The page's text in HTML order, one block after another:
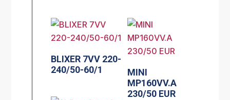
BLIXER 7VV 220-
240/50-60/1
MINI
MP160VV.A
230/50 EUR